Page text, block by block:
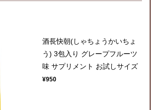
酒長快朝(しゃちょうかいちょ
う) 3包入り グレープフルーツ
味 サプリメント お試しサイズ
¥950